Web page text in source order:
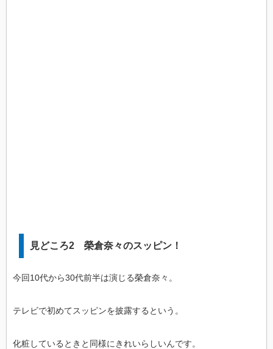
見どころ2 榮倉奈々のスッピン！
今回10代から30代前半は演じる榮倉奈々。
テレビで初めてスッピンを披露するという。
化粧しているときと同様にきれいらしいんです。